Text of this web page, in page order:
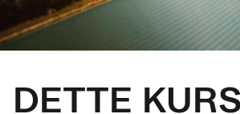
DETTE